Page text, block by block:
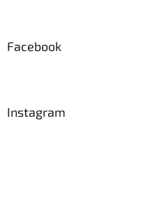
Facebook
Instagram